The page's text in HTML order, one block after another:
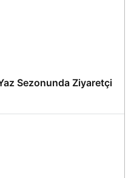
Sezonunda Ziyaretçi